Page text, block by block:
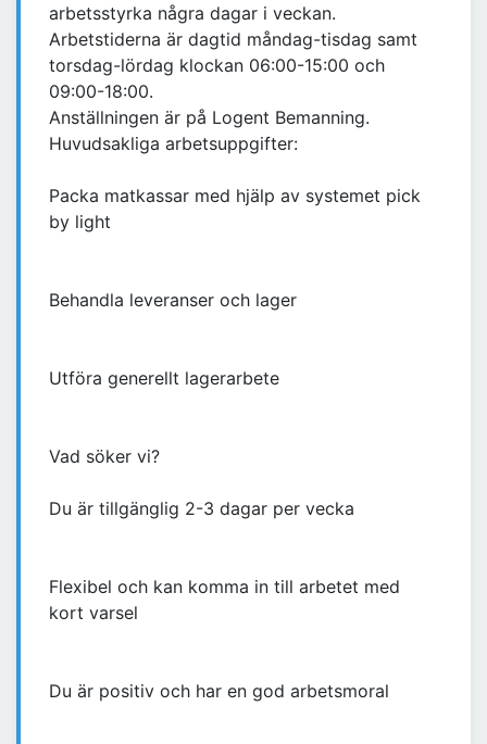
arbetsstyrka några dagar i veckan.
Arbetstiderna är dagtid måndag-tisdag samt
torsdag-lördag klockan 06:00-15:00 och
09:00-18:00.
Anställningen är på Logent Bemanning.
Huvudsakliga arbetsuppgifter:
Packa matkassar med hjälp av systemet pick
by light
Behandla leveranser och lager
Utföra generellt lagerarbete
Vad söker vi?
Du är tillgänglig 2-3 dagar per vecka
Flexibel och kan komma in till arbetet med
kort varsel
Du är positiv och har en god arbetsmoral